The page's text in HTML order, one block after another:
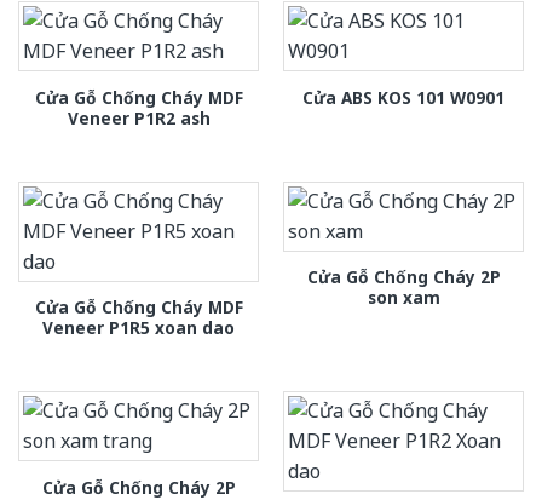
Cửa Gỗ Chống Cháy MDF
Veneer P1R2 ash
Cửa ABS KOS 101 W0901
Cửa Gỗ Chống Cháy MDF
Veneer P1R5 xoan dao
Cửa Gỗ Chống Cháy 2P
son xam
Cửa Gỗ Chống Cháy 2P